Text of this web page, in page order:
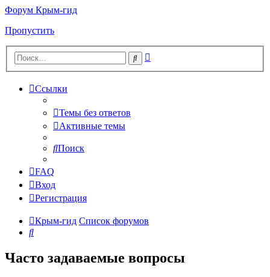
Форум Крым-гид
Пропустить
Поиск
Ссылки
Темы без ответов
Активные темы
Поиск
FAQ
Вход
Регистрация
Крым-гид Список форумов
Поиск
Часто задаваемые вопросы